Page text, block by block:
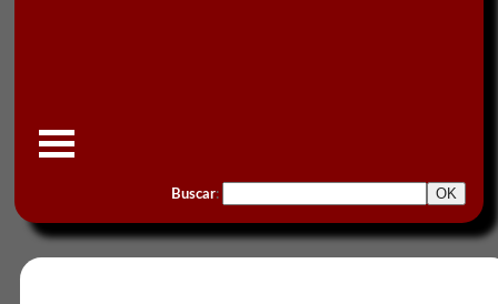
Buscar: